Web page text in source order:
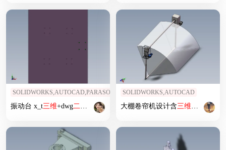
SOLIDWORKS,AUTOCAD,PARASOLID
振动台 x_t三维+dwg二维 图
SOLIDWORKS,AUTOCAD
大棚卷帘机设计含三维二维说明书